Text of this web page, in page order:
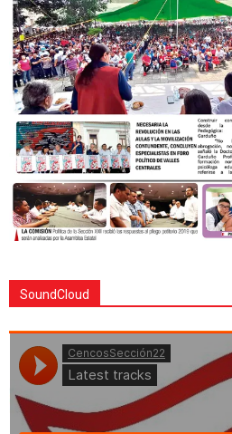
SoundCloud